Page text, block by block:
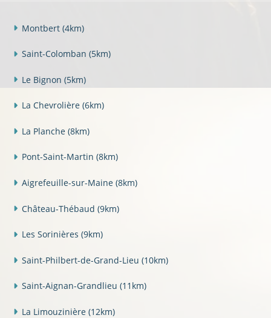
Montbert (4km)
Saint-Colomban (5km)
Le Bignon (5km)
La Chevrolière (6km)
La Planche (8km)
Pont-Saint-Martin (8km)
Aigrefeuille-sur-Maine (8km)
Château-Thébaud (9km)
Les Sorinières (9km)
Saint-Philbert-de-Grand-Lieu (10km)
Saint-Aignan-Grandlieu (11km)
La Limouzinière (12km)